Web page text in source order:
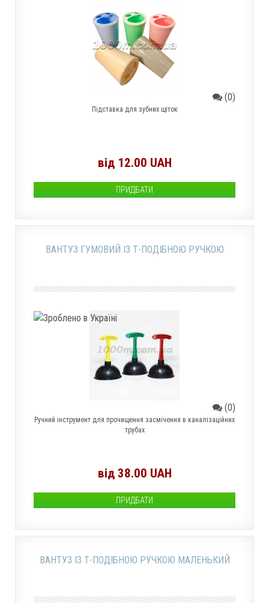
(0)
Підставка для зубних щіток
від 12.00 UAH
ПРИДБАТИ
ВАНТУЗ ГУМОВИЙ ІЗ Т-ПОДІБНОЮ РУЧКОЮ
(0)
Ручний інструмент для прочищення засмічення в каналізаційних
трубах
від 38.00 UAH
ПРИДБАТИ
ВАНТУЗ ІЗ Т-ПОДІБНОЮ РУЧКОЮ МАЛЕНЬКИЙ